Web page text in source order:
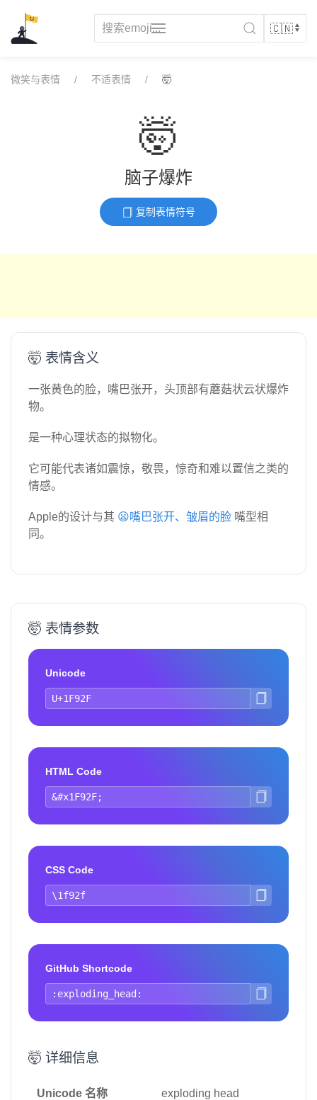
content
微笑与表情 不适表情 🤯
🤯
脑子爆炸
复制表情符号
🤯 表情含义
一张黄色的脸，嘴巴张开，头顶部有蘑菇状云状爆炸
物。
是一种心理状态的拟物化。
它可能代表诸如震惊，敬畏，惊奇和难以置信之类的
情感。
Apple的设计与其 😦嘴巴张开、皱眉的脸 嘴型相
同。
🤯 表情参数
Unicode
HTML Code
CSS Code
GitHub Shortcode
🤯 详细信息
Unicode 名称 exploding head